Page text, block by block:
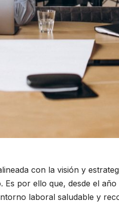
con la visión y
Es por ello que, desde el
laboral saludable y